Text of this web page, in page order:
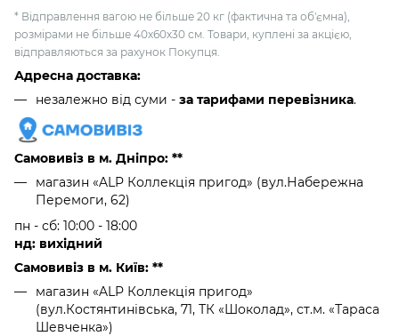
* Відправлення вагою не більше 20 кг (фактична та об'ємна),
розмірами не більше 40х60х30 см. Товари, куплені за акцією,
відправляються за рахунок Покупця.
Адресна доставка:
незалежно від суми - за тарифами перевізника.
Самовивіз в м. Дніпро: **
магазин «ALP Коллекція пригод» (вул.Набережна
Перемоги, 62)
пн - сб: 10:00 - 18:00
нд: вихідний
Самовивіз в м. Київ: **
магазин «ALP Коллекція пригод»
(вул.Костянтинівська, 71, ТК «Шоколад», ст.м. «Тараса
Шевченка»)